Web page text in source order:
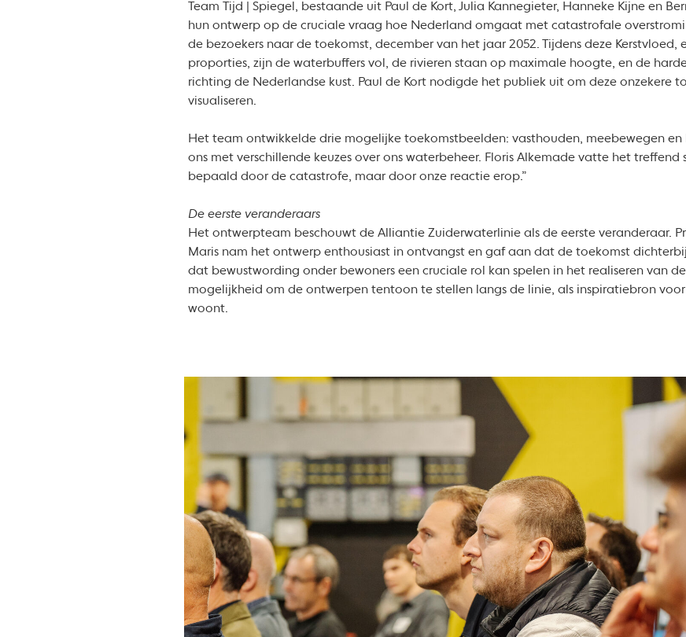
Team Tijd | Spiegel, bestaande uit Paul de Kort, Julia Kannegieter, Hanneke Kijne en
hun ontwerp op de cruciale vraag hoe Nederland omgaat met catastrofale
de bezoekers naar de toekomst, december van het jaar 2052. Tijdens deze Kerstvloed,
proporties, zijn de waterbuffers vol, de rivieren staan op maximale hoogte, en de
richting de Nederlandse kust. Paul de Kort nodigde het publiek uit om deze onzekere
visualiseren.
Het team ontwikkelde drie mogelijke toekomstbeelden: vasthouden, meebewegen
ons met verschillende keuzes over ons waterbeheer. Floris Alkemade vatte het treffend
bepaald door de catastrofe, maar door onze reactie erop.”
De eerste veranderaars
Het ontwerpteam beschouwt de Alliantie Zuiderwaterlinie als de eerste veranderaar.
Maris nam het ontwerp enthousiast in ontvangst en gaf aan dat de toekomst
dat bewustwording onder bewoners een cruciale rol kan spelen in het realiseren van
mogelijkheid om de ontwerpen tentoon te stellen langs de linie, als inspiratiebron
woont.